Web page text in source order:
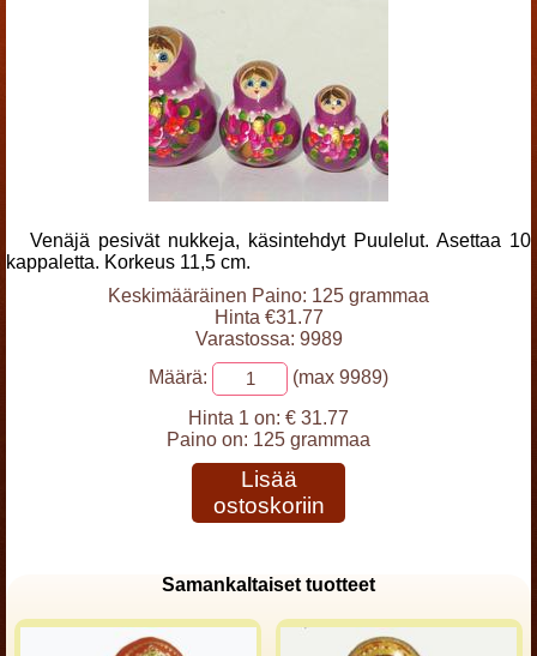
Venäjä pesivät nukkeja, käsintehdyt Puulelut. Asettaa 10
kappaletta. Korkeus 11,5 cm.
Keskimääräinen Paino: 125 grammaa
Hinta €31.77
Varastossa: 9989
Määrä:
(max 9989)
Hinta 1 on: € 31.77
Paino on: 125 grammaa
Lisää
ostoskoriin
Samankaltaiset tuotteet